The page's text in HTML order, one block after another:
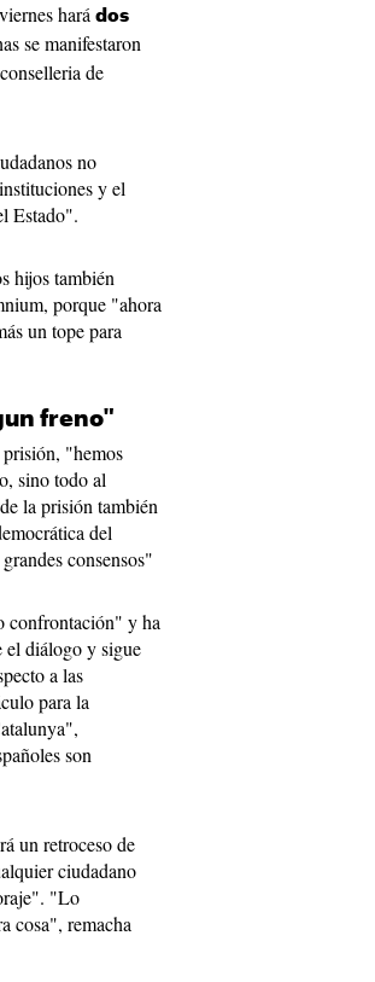
hará dos
se manifestaron
de
no
y el
Estado".
hijos también
porque "ahora
un tope para
freno"
"hemos
sino todo al
la prisión también
del
consensos"
confrontación" y ha
el diálogo y sigue
a las
para la
son
un retroceso de
ciudadano
"Lo
cosa", remacha